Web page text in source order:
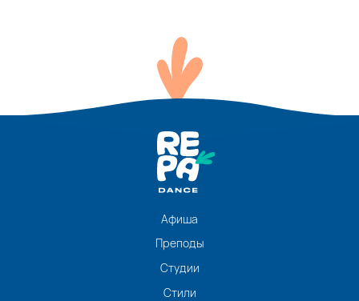
Афиша
Преподы
Студии
Стили